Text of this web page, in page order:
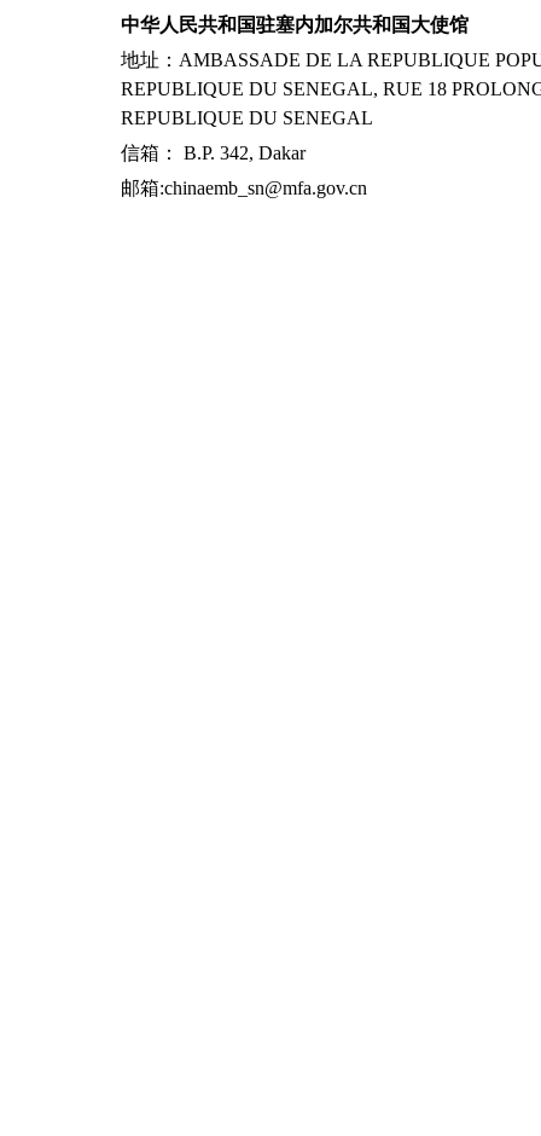
中华人民共和国驻塞内加尔共和国大使馆
地址：AMBASSADE DE LA REPUBLIQUE
REPUBLIQUE DU SENEGAL, RUE 18
REPUBLIQUE DU SENEGAL
信箱： B.P. 342, Dakar
邮箱:chinaemb_sn@mfa.gov.cn